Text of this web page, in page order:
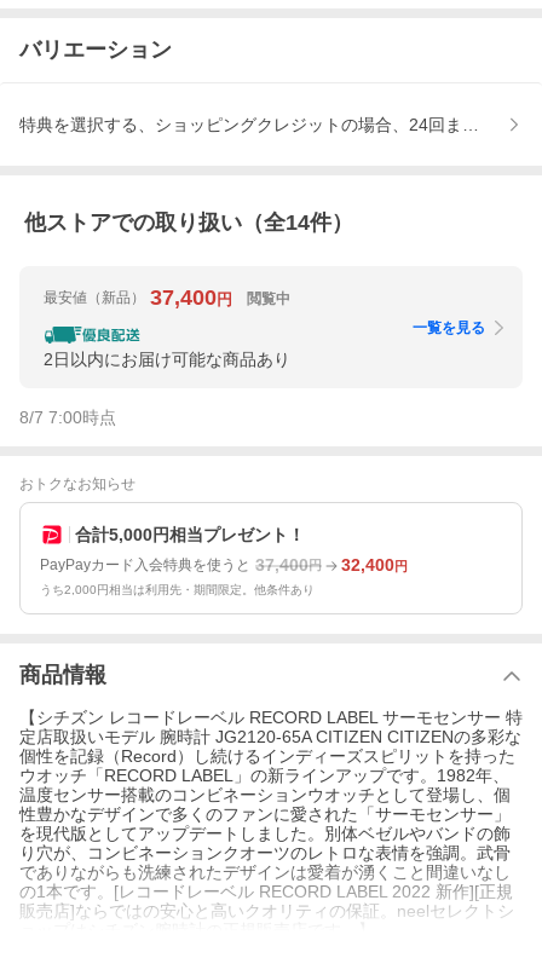
バリエーション
特典を選択する、ショッピングクレジットの場合、24回まで金利手
他ストアでの取り扱い（全14件）
最安値 （新品） 37,400円 閲覧中
2日以内にお届け可能な商品あり
一覧を見る
8/7 7:00時点
おトクなお知らせ
合計5,000円相当プレゼント！
PayPayカード入会特典を使うと 37,400円 32,400円
うち2,000円相当は利用先・期間限定。他条件あり
商品情報
【シチズン レコードレーベル RECORD LABEL サーモセンサー 特
定店取扱いモデル 腕時計 JG2120-65A CITIZEN CITIZENの多彩な
個性を記録（Record）し続けるインディーズスピリットを持った
ウオッチ「RECORD LABEL」の新ラインアップです。1982年、
温度センサー搭載のコンビネーションウオッチとして登場し、個
性豊かなデザインで多くのファンに愛された「サーモセンサー」
を現代版としてアップデートしました。別体ベゼルやバンドの飾
り穴が、コンビネーションクオーツのレトロな表情を強調。武骨
でありながらも洗練されたデザインは愛着が湧くこと間違いなし
の1本です。[レコードレーベル RECORD LABEL 2022 新作][正規
販売店]ならではの安心と高いクオリティの保証。neelセレクトシ